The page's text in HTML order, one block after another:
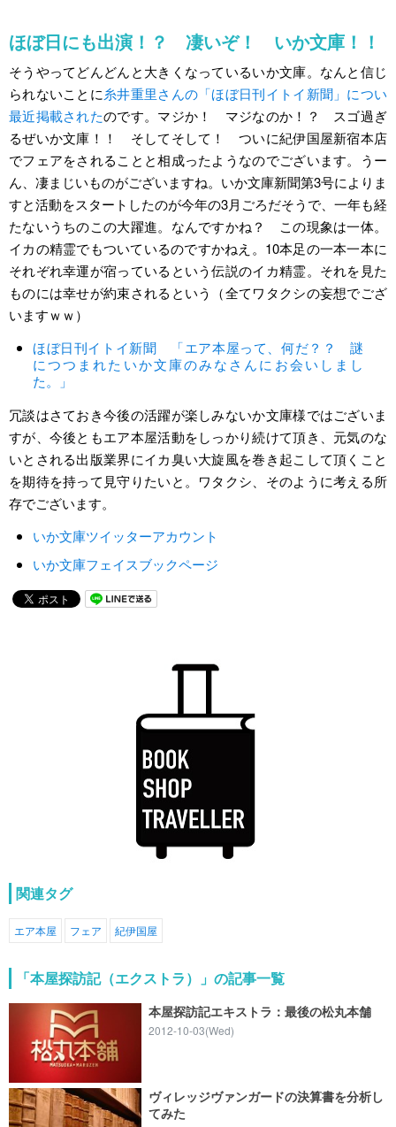
ほぼ日にも出演！？ 凄いぞ！ いか文庫！！
そうやってどんどんと大きくなっているいか文庫。なんと信じ
られないことに糸井重里さんの「ほぼ日刊イトイ新聞」につい
最近掲載されたのです。マジか！ マジなのか！？ スゴ過ぎ
るぜいか文庫！！ そしてそして！ ついに紀伊国屋新宿本店
でフェアをされることと相成ったようなのでございます。うー
ん、凄まじいものがございますね。いか文庫新聞第3号によりま
すと活動をスタートしたのが今年の3月ごろだそうで、一年も経
たないうちのこの大躍進。なんですかね？ この現象は一体。
イカの精霊でもついているのですかねえ。10本足の一本一本に
それぞれ幸運が宿っているという伝説のイカ精霊。それを見た
ものには幸せが約束されるという（全てワタクシの妄想でござ
いますｗｗ）
ほぼ日刊イトイ新聞 「エア本屋って、何だ？？ 謎
につつまれたいか文庫のみなさんにお会いしまし
た。」
冗談はさておき今後の活躍が楽しみないか文庫様ではございま
すが、今後ともエア本屋活動をしっかり続けて頂き、元気のな
いとされる出版業界にイカ臭い大旋風を巻き起こして頂くこと
を期待を持って見守りたいと。ワタクシ、そのように考える所
存でございます。
いか文庫ツイッターアカウント
いか文庫フェイスブックページ
関連タグ
エア本屋 フェア 紀伊国屋
「本屋探訪記（エクストラ）」の記事一覧
本屋探訪記エキストラ：最後の松丸本舗
2012-10-03(Wed)
ヴィレッジヴァンガードの決算書を分析し
てみた